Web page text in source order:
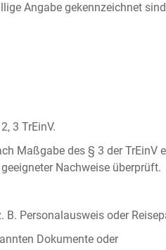
Angabe gekennzeichnet
3 TrEinV.
Maßgabe des § 3 der TrEinV
Nachweise überprüft.
Personalausweis oder
Dokumente oder